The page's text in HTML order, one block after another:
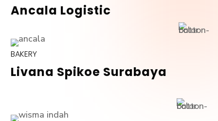
Ancala Logistic
BAKERY
Livana Spikoe Surabaya